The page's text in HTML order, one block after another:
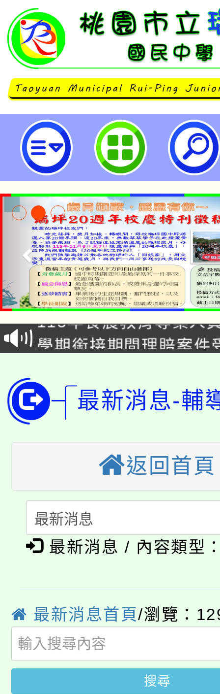
轉知敏惠醫護管理專科學校與衛福
舉辦人才共育暨五專入學說明會-
中學
淨零綠生活教案入校路
115年食農教育專業人
程
學期銜接期間理賠案件
版
公告本校115學年度第
代理(課)教師甄選結果(
「2026金融保險知識
車」活動
桃園市115學年度學生
生本土語及新住民語歌
公告本校115學年度第
代理(課)教師甄選結果(
公告本校115學年度第
代理(課)教師甄選結果(
轉知中國文化大學推廣
《TA101》溝通分析基
系所師生報名參加。
淨零綠生活教案入校路
學籍身 分審查程序及
版
淨零綠領人才培育課程
公告本校115學年度第
代理(課)教師甄選結果(
「2026金融保險知識
桃園市115學年度學生
最新消息-輔
返回首頁
最新消息 / 內容類型
最新消息首頁/瀏覽：
搜尋